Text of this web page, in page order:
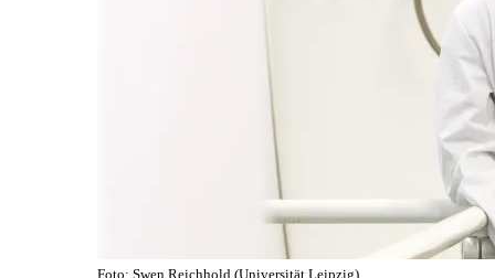
Foto: Swen Reichhold (Universität Leipzig)